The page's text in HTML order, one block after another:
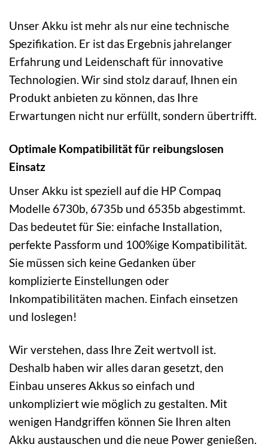
Unser Akku ist mehr als nur eine technische
Spezifikation. Er ist das Ergebnis jahrelanger
Erfahrung und Leidenschaft für innovative
Technologien. Wir sind stolz darauf, Ihnen ein
Produkt anbieten zu können, das Ihre
Erwartungen nicht nur erfüllt, sondern übertrifft.
Optimale Kompatibilität für reibungslosen
Einsatz
Unser Akku ist speziell auf die HP Compaq
Modelle 6730b, 6735b und 6535b abgestimmt.
Das bedeutet für Sie: einfache Installation,
perfekte Passform und 100%ige Kompatibilität.
Sie müssen sich keine Gedanken über
komplizierte Einstellungen oder
Inkompatibilitäten machen. Einfach einsetzen
und loslegen!
Wir verstehen, dass Ihre Zeit wertvoll ist.
Deshalb haben wir alles daran gesetzt, den
Einbau unseres Akkus so einfach und
unkompliziert wie möglich zu gestalten. Mit
wenigen Handgriffen können Sie Ihren alten
Akku austauschen und die neue Power genießen.